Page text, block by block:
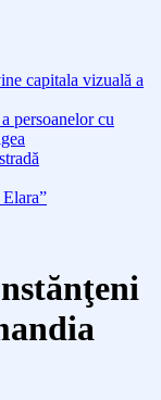
capitala vizuală a
persoanelor cu